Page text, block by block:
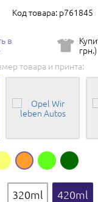
Код товара: p761845
в
грн.)
товара и принта:
320ml 420ml